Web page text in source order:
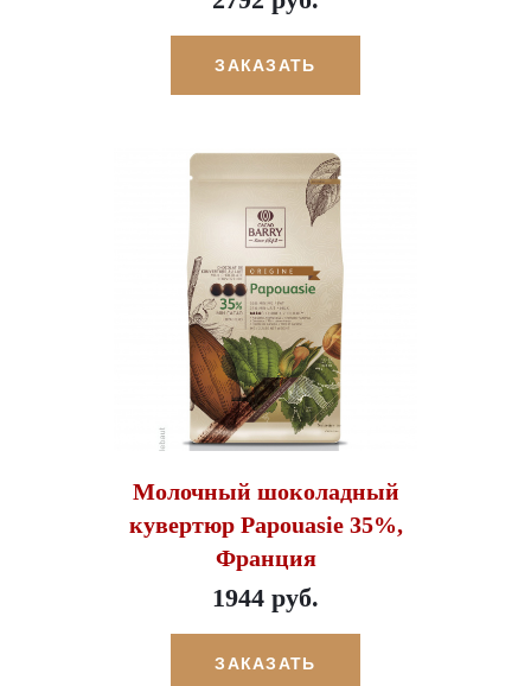
ЗАКАЗАТЬ
Молочный шоколадный
кувертюр Papouasie 35%,
Франция
1944 руб.
ЗАКАЗАТЬ